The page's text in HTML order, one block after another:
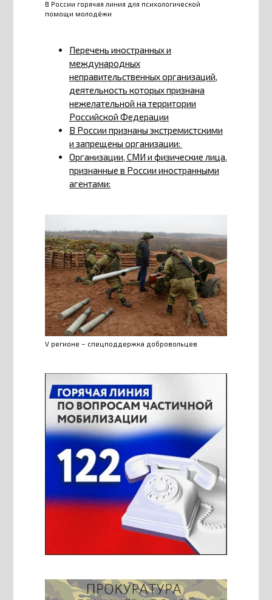
В России горячая линия для психологической
помощи молодёжи
Перечень иностранных и
международных
неправительственных организаций,
деятельность которых признана
нежелательной на территории
Российской Федерации
В России признаны экстремистскими
и запрещены организации:
Организации, СМИ и физические лица,
признанные в России иностранными
агентами:
V регионе – спецподдержка добровольцев